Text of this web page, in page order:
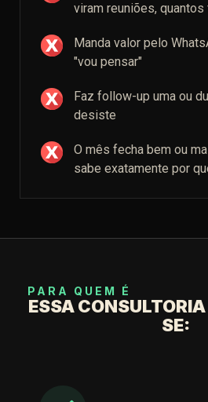
viram reuniões, quantos
Manda valor pelo
"vou pensar"
Faz follow-up uma ou
desiste
O mês fecha bem ou
sabe exatamente por
PARA QUEM É
ESSA
SE: